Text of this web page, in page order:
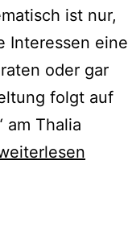
ist nur,
Interessen eine
oder gar
folgt auf
am Thalia